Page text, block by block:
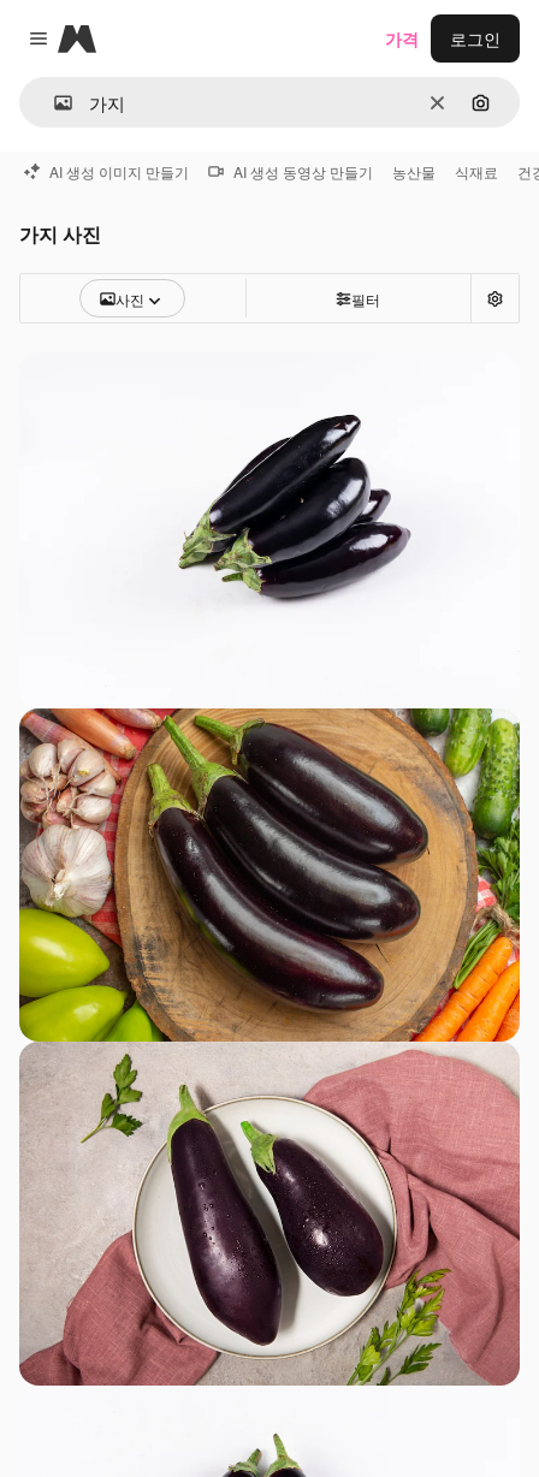
Close menu
Magnific
지우기이미지
가격 로그인
AI 생성 이미지 만들기 AI 생성 동영상 만들기 농산물 식재료 건
가지 사진
사진 필터